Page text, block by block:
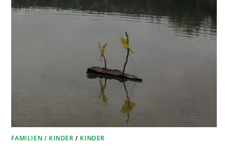
FAMILIEN / KINDER / KINDER